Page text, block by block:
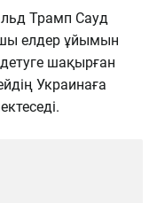
Трамп Сауд
елдер ұйымын
шақырған
Украинаға